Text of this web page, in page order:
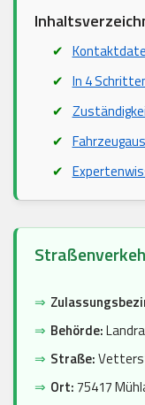
In 4
⇒
⇒ Behörde:
⇒ Straße:
⇒ Ort:75417